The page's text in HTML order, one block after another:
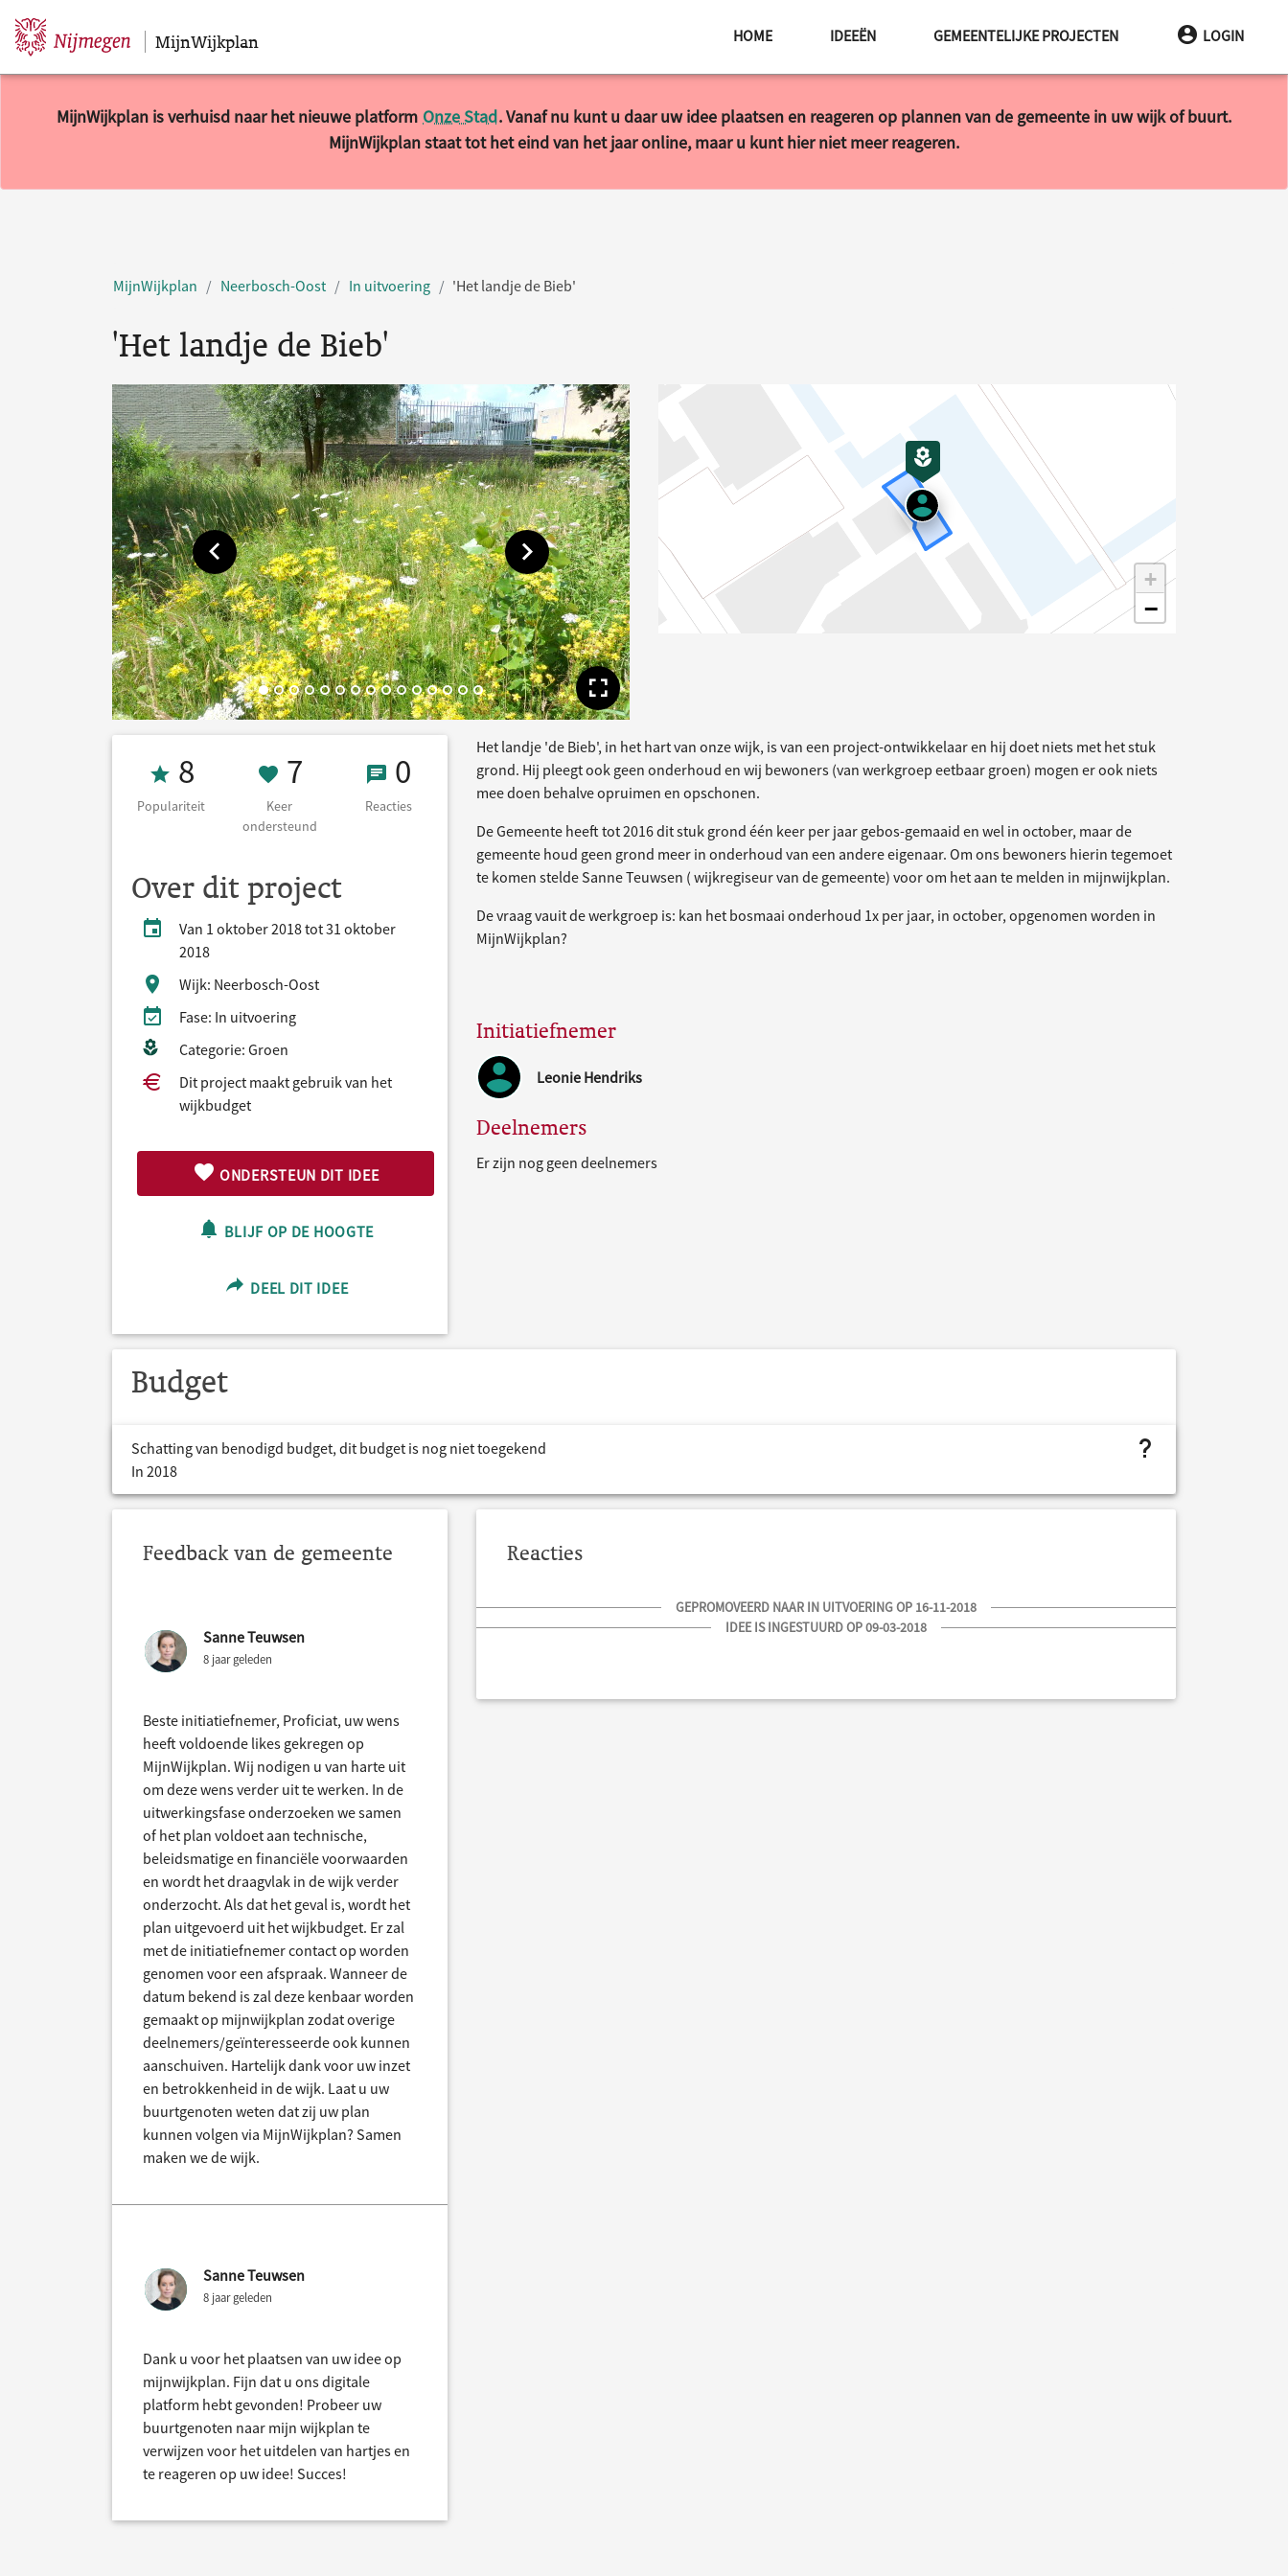
Sla navigatie over MijnWijkplan HOME IDEEËN GEMEENTELIJKE PROJECTEN LOGIN
MijnWijkplan is verhuisd naar het nieuwe platform Onze Stad. Vanaf nu kunt u daar uw idee plaatsen en reageren op plannen van de gemeente in uw wijk of buurt.
MijnWijkplan staat tot het eind van het jaar online, maar u kunt hier niet meer reageren.
MijnWijkplan Neerbosch-Oost In uitvoering 'Het landje de Bieb'
'Het landje de Bieb'
Toon vorige afbeelding Toon volgende afbeelding
Toon volledige afbeelding
+
−
Populariteit 8
8
Populariteit
7 Keer ondersteund
7
Keer
ondersteund
0 Reacties
0
Reacties
Over dit project
Van 1 oktober 2018 tot 31 oktober
2018
Wijk: Neerbosch-Oost
Fase: In uitvoering
Categorie: Groen
Dit project maakt gebruik van het
wijkbudget
ONDERSTEUN DIT IDEE
BLIJF OP DE HOOGTE
DEEL DIT IDEE
Het landje 'de Bieb', in het hart van onze wijk, is van een project-ontwikkelaar en hij doet niets met het stuk
grond. Hij pleegt ook geen onderhoud en wij bewoners (van werkgroep eetbaar groen) mogen er ook niets
mee doen behalve opruimen en opschonen.
De Gemeente heeft tot 2016 dit stuk grond één keer per jaar gebos-gemaaid en wel in october, maar de
gemeente houd geen grond meer in onderhoud van een andere eigenaar. Om ons bewoners hierin tegemoet
te komen stelde Sanne Teuwsen ( wijkregiseur van de gemeente) voor om het aan te melden in mijnwijkplan.
De vraag vauit de werkgroep is: kan het bosmaai onderhoud 1x per jaar, in october, opgenomen worden in
MijnWijkplan?
Initiatiefnemer
Leonie Hendriks
Deelnemers
Er zijn nog geen deelnemers
Budget
Schatting van benodigd budget, dit budget is nog niet toegekend
In 2018
project.budget.fields.is not assigned
Feedback van de gemeente
Sanne Teuwsen
8 jaar geleden
Beste initiatiefnemer, Proficiat, uw wens
heeft voldoende likes gekregen op
MijnWijkplan. Wij nodigen u van harte uit
om deze wens verder uit te werken. In de
uitwerkingsfase onderzoeken we samen
of het plan voldoet aan technische,
beleidsmatige en financiële voorwaarden
en wordt het draagvlak in de wijk verder
onderzocht. Als dat het geval is, wordt het
plan uitgevoerd uit het wijkbudget. Er zal
met de initiatiefnemer contact op worden
genomen voor een afspraak. Wanneer de
datum bekend is zal deze kenbaar worden
gemaakt op mijnwijkplan zodat overige
deelnemers/geïnteresseerde ook kunnen
aanschuiven. Hartelijk dank voor uw inzet
en betrokkenheid in de wijk. Laat u uw
buurtgenoten weten dat zij uw plan
kunnen volgen via MijnWijkplan? Samen
maken we de wijk.
Sanne Teuwsen
8 jaar geleden
Dank u voor het plaatsen van uw idee op
mijnwijkplan. Fijn dat u ons digitale
platform hebt gevonden! Probeer uw
buurtgenoten naar mijn wijkplan te
verwijzen voor het uitdelen van hartjes en
te reageren op uw idee! Succes!
Reacties
GEPROMOVEERD NAAR IN UITVOERING OP 16-11-2018
IDEE IS INGESTUURD OP 09-03-2018